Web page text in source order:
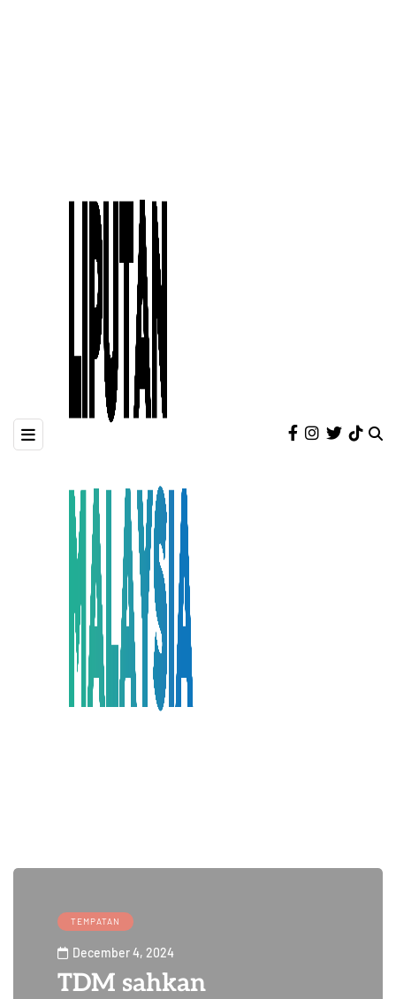
TEMPATAN
December 4, 2024
TDM sahkan